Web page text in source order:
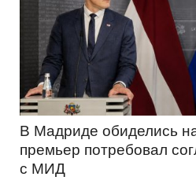
В Мадриде обиделись
премьер потребовал
с МИД